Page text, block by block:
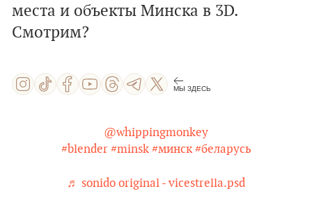
места и объекты Минска в 3D.
Смотрим?
МЫ ЗДЕСЬ
@whippingmonkey
#blender #minsk #минск #беларусь
♬ sonido original - vicestrella.psd